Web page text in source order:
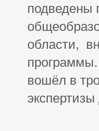
подведены
области,
вошёл в